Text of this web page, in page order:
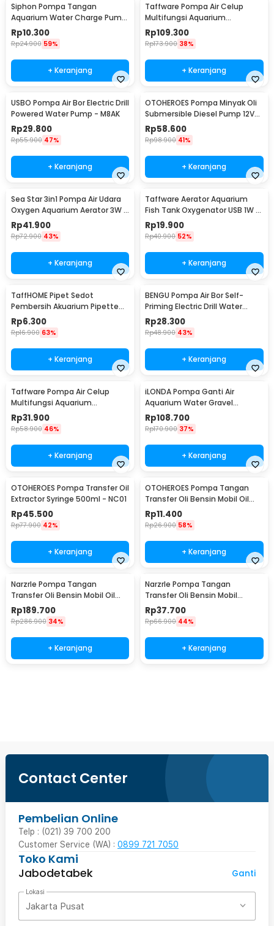
Siphon Pompa Tangan
Aquarium Water Charge Pump
1.7M - NC02
Rp10.300
Rp24.900 59%
+ Keranjang
Taffware Pompa Air Celup
Multifungsi Aquarium
Submersible Pump 12V 30W -
ZYW890
Rp109.300
Rp173.900 38%
+ Keranjang
USBO Pompa Air Bor Electric Drill
Powered Water Pump - M8AK
Rp29.800
Rp55.900 47%
+ Keranjang
OTOHEROES Pompa Minyak Oli
Submersible Diesel Pump 12V
51mm - BXG38
Rp58.600
Rp98.900 41%
+ Keranjang
Sea Star 3in1 Pompa Air Udara
Oxygen Aquarium Aerator 3W -
HX-1100L
Rp41.900
Rp72.900 43%
+ Keranjang
Taffware Aerator Aquarium
Fish Tank Oxygenator USB 1W -
AB479
Rp19.900
Rp40.900 52%
+ Keranjang
TaffHOME Pipet Sedot
Pembersih Akuarium Pipette
Siphone Pump 30ml - NC03
Rp6.300
Rp16.900 63%
+ Keranjang
BENGU Pompa Air Bor Self-
Priming Electric Drill Water
Pump - JET101
Rp28.300
Rp48.900 43%
+ Keranjang
Taffware Pompa Air Celup
Multifungsi Aquarium
Submersible Pump 9V 3W -
1020
Rp31.900
Rp58.900 46%
+ Keranjang
iLONDA Pompa Ganti Air
Aquarium Water Gravel
Cleaner Pump 520L/H - L68
Rp108.700
Rp170.900 37%
+ Keranjang
OTOHEROES Pompa Transfer Oil
Extractor Syringe 500ml - NC01
Rp45.500
Rp77.900 42%
+ Keranjang
OTOHEROES Pompa Tangan
Transfer Oli Bensin Mobil Oil
Extractor Selang 1M - NC02
Rp11.400
Rp26.900 58%
+ Keranjang
NarzrIe Pompa Tangan
Transfer Oli Bensin Mobil Oil
Extractor 1.5L - NC03
Rp189.700
Rp286.900 34%
+ Keranjang
NarzrIe Pompa Tangan
Transfer Oli Bensin Mobil
Extractor 200ml - NC25
Rp37.700
Rp66.900 44%
+ Keranjang
Contact Center
Pembelian Online
Telp : (021) 39 700 200
Customer Service (WA) : 0899 721 7050
Toko Kami
Jabodetabek
Ganti
Lokasi
Jakarta Pusat